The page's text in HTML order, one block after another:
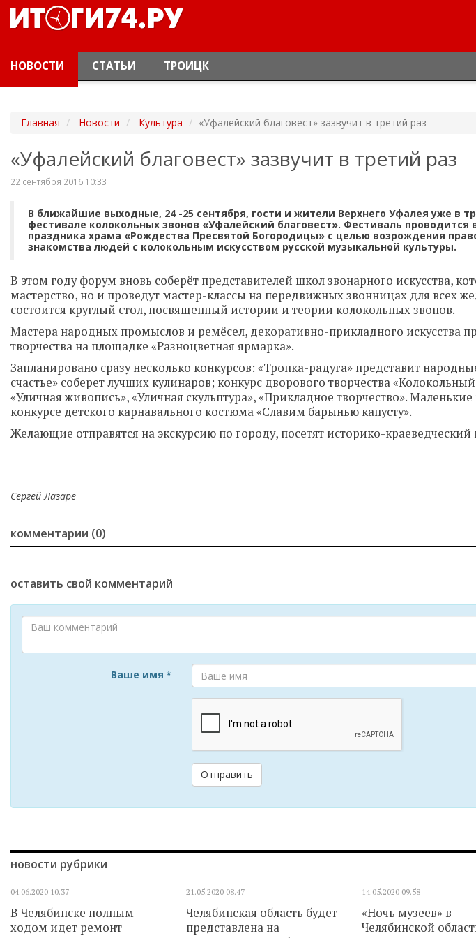
НОВОСТИ СТАТЬИ ТРОИЦК
Главная Новости Культура «Уфалейский благовест» зазвучит в третий раз
«Уфалейский благовест» зазвучит в третий раз
22 сентября 2016 10:33
В ближайшие выходные, 24 -25 сентября, гости и жители Верхнего Уфалея уже в
фестивале колокольных звонов «Уфалейский благовест». Фестиваль проводится
праздника храма «Рождества Пресвятой Богородицы» с целью возрождения
знакомства людей с колокольным искусством русской музыкальной культуры.
В этом году форум вновь соберёт представителей школ звонарного искусства,
мастерство, но и проведут мастер-классы на передвижных звонницах для всех
состоится круглый стол, посвященный истории и теории колокольных звонов.
Мастера народных промыслов и ремёсел, декоративно-прикладного искусства
творчества на площадке «Разноцветная ярмарка».
Запланировано сразу несколько конкурсов: «Тропка-радуга» представит
счастье» соберет лучших кулинаров; конкурс дворового творчества
«Уличная живопись», «Уличная скульптура», «Прикладное творчество». Маленькие
конкурсе детского карнавального костюма «Славим барынью капусту».
Желающие отправятся на экскурсию по городу, посетят историко-краеведческий
Сергей Лазаре
комментарии (0)
оставить свой комментарий
Ваше имя *
Отправить
новости рубрики
04.06.2020 10.37
В Челябинске полным
ходом идет ремонт
21.05.2020 08.47
Челябинская область будет
представлена на
14.05.2020 09.58
«Ночь музеев» в
Челябинской